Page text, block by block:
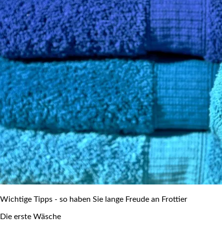
Wichtige Tipps - so haben Sie lange Freude an Frottier
Die erste Wäsche